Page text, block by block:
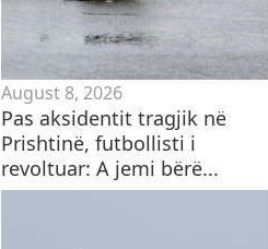
August 8, 2026
Pas aksidentit tragjik në
Prishtinë, futbollisti i
revoltuar: A jemi bërë...